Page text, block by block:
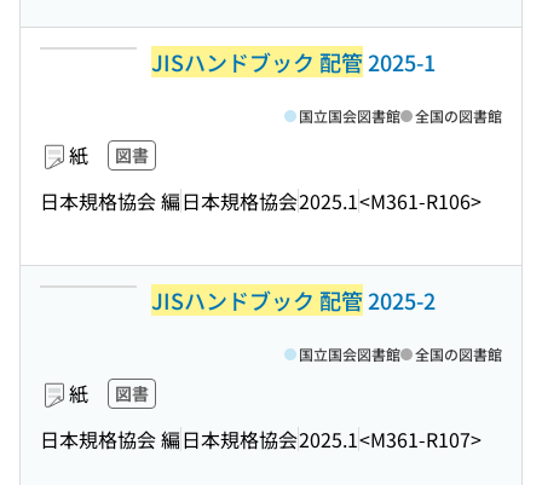
JISハンドブック 配管2025-1
紙 図書
日本規格協会 編日本規格協会2025.1<M361-R106>
国立国会図書館 全国の図書館
JISハンドブック 配管2025-2
紙 図書
日本規格協会 編日本規格協会2025.1<M361-R107>
国立国会図書館 全国の図書館